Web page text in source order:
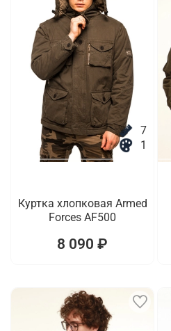
7
1
Куртка хлопковая Armed
Forces AF500
8 090 ₽